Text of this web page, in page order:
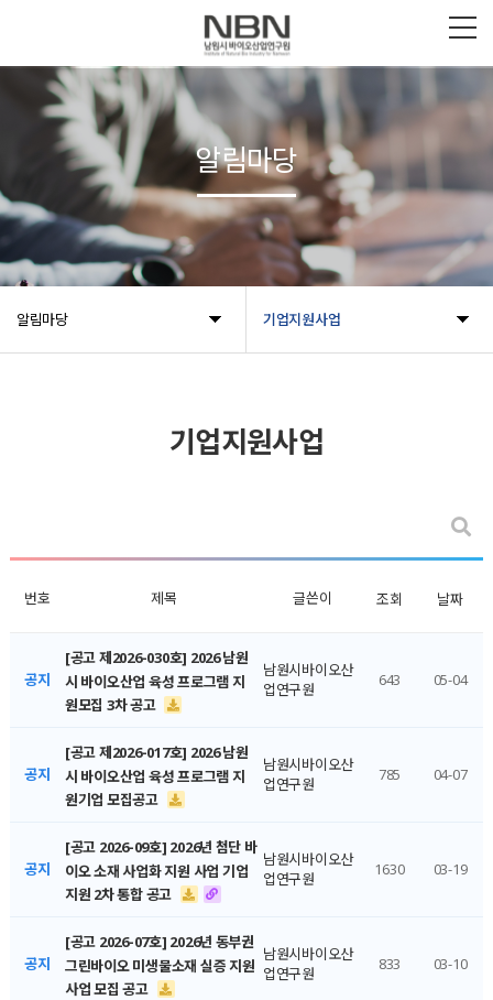
알림마당 기업지원사업
알림마당
기업지원사업
번호 제목 글쓴이 조회 날짜
공지
[공고 제2026-030호] 2026 남원
시 바이오산업 육성 프로그램 지
원모집 3차 공고
남원시바이오산
업연구원
643 05-04
공지
[공고 제2026-017호] 2026 남원
시 바이오산업 육성 프로그램 지
원기업 모집공고
남원시바이오산
업연구원
785 04-07
공지
[공고 2026-09호] 2026년 첨단 바
이오 소재 사업화 지원 사업 기업
지원 2차 통합 공고
남원시바이오산
업연구원
1630 03-19
공지
[공고 2026-07호] 2026년 동부권
그린바이오 미생물소재 실증 지원
사업 모집 공고
남원시바이오산
업연구원
833 03-10